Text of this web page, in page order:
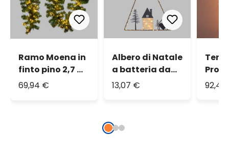
Ramo Moena in
finto pino 2,7 m,
400 led
69,94 €
Albero di Natale
a batteria da
appendere, h 41
13,07 €
3 m,